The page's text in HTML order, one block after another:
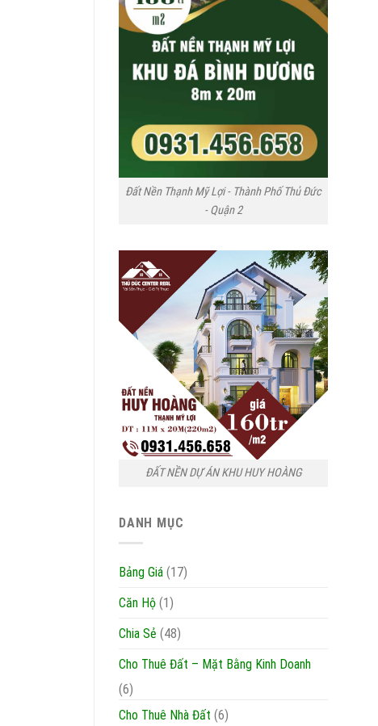
Đất Nền Thạnh Mỹ Lợi - Thành Phố Thủ Đức
- Quận 2
ĐẤT NỀN DỰ ÁN KHU HUY HOÀNG
DANH MỤC
Bảng Giá (17)
Căn Hộ (1)
Chia Sẻ (48)
Cho Thuê Đất – Mặt Bằng Kinh Doanh
(6)
Cho Thuê Nhà Đất (6)